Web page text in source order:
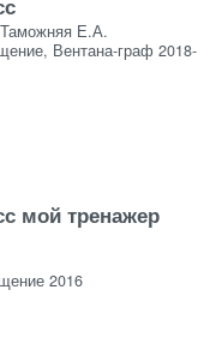
Е.А.
Вентана-граф 2018-
мой тренажер
2016